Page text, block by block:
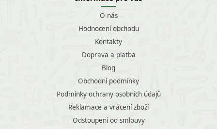
O nás
Hodnocení obchodu
Kontakty
Doprava a platba
Blog
Obchodní podmínky
Podmínky ochrany osobních údajů
Reklamace a vrácení zboží
Odstoupení od smlouvy